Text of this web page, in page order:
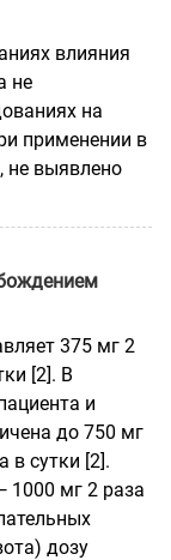
влияния
не
на
применении в
не выявлено
375 мг 2
[2]. В
и
до 750 мг
в сутки [2].
мг 2 раза
дозу